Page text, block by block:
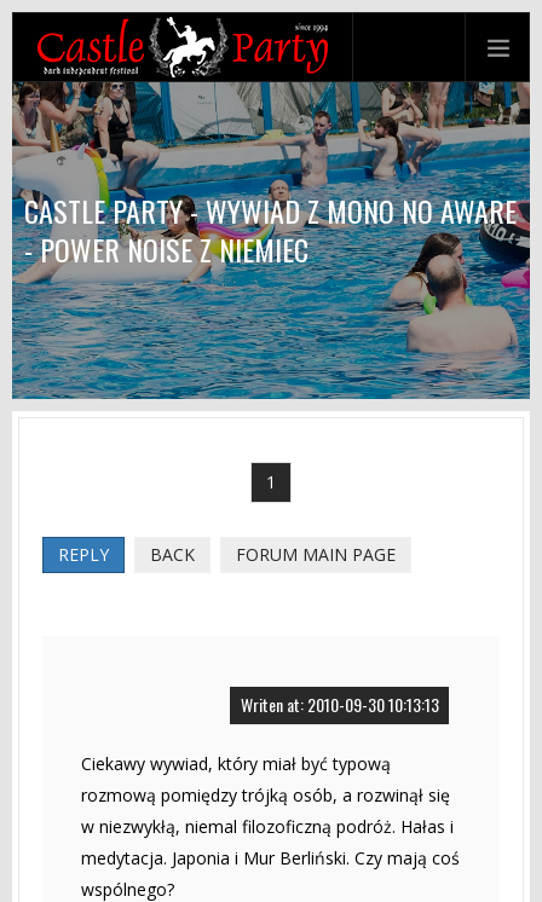
CASTLE PARTY - WYWIAD Z MONO NO AWARE
- POWER NOISE Z NIEMIEC
1
REPLY BACK FORUM MAIN PAGE
Writen at: 2010-09-30 10:13:13
Ciekawy wywiad, który miał być typową
rozmową pomiędzy trójką osób, a rozwinął się
w niezwykłą, niemal filozoficzną podróż. Hałas i
medytacja. Japonia i Mur Berliński. Czy mają coś
wspólnego?